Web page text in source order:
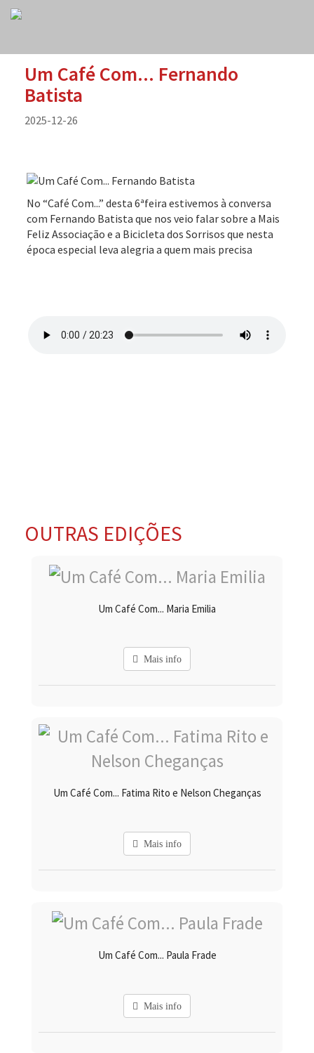
Um Café Com... Fernando
Batista
2025-12-26
No “Café Com...” desta 6ªfeira estivemos à conversa
com Fernando Batista que nos veio falar sobre a Mais
Feliz Associação e a Bicicleta dos Sorrisos que nesta
época especial leva alegria a quem mais precisa
OUTRAS EDIÇÕES
Um Café Com... Maria Emilia
Mais info
Um Café Com... Fatima Rito e Nelson Cheganças
Mais info
Um Café Com... Paula Frade
Mais info